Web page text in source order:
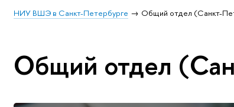
НИУ ВШЭ в Санкт-Петербурге Общий отдел (Санкт-
Общий отдел